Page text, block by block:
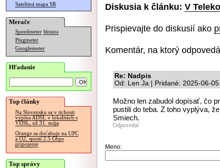
Satelitná mapa SR
Merače
Speedmeter Merania
Pingmeter
Googlemeter
Hľadanie
Top články
Na Slovensku sa v tichosti
vypína ADSL v lokalitách s
VDSL, už 31. mája
Orange sa doťahuje na UPC
a O2, spustí 2.5 Gbps
pripojenie
Top správy
Diskusia k článku: V
Prispievajte do diskusií ako
Komentár, na ktorý
Re: Nadpis
Od: Len Ja | Pridané: 2025-06-
Možno len zabudol dopísať, čo
pustili do teba. Z toho vyplýva,
Smiech.
Odpovedať
Meno: